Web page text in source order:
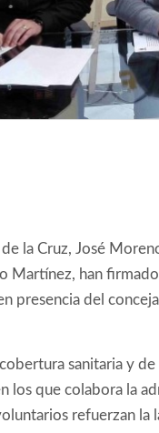
de la Cruz, José
Martínez, han
presencia del
sanitaria y
los que colabora la
refuerzan la